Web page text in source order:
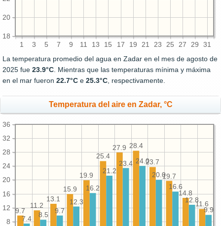
1 3 5 7 9 11 13 15 17 19 21 23 25 27 29 31
18
20
La temperatura promedio del agua en Zadar en el mes de agosto de
2025 fue 23.9°C . Mientras que las temperaturas mínima y máxima
en el mar fueron 22.7°C e 25.3°C , respectivamente.
Temperatura del aire en Zadar, °C
8
12
16
20
24
28
32
36
11.6
14.8
19.7
23.7
28.4
27.9
25.4
19.9
15.9
13.1
11.2
9.7 9.9
12.8
16.6
20.0
24.0
23.4
21.2
16.2
12.3
9.7
8.5
7.4